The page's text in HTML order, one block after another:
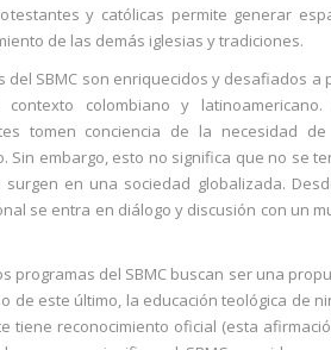
y católicas permite generar
de las demás iglesias y tradiciones.
del SBMC son enriquecidos y desafiados a
colombiano y latinoamericano.
tomen conciencia de la necesidad
embargo, esto no significa que no se
en una sociedad globalizada.
se entra en diálogo y discusión con un
programas del SBMC buscan ser una
de este último, la educación teológica de
tiene reconocimiento oficial (esta